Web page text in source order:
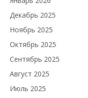
Декабрь 2025
Ноябрь 2025
Октябрь 2025
Сентябрь 2025
Август 2025
Июль 2025